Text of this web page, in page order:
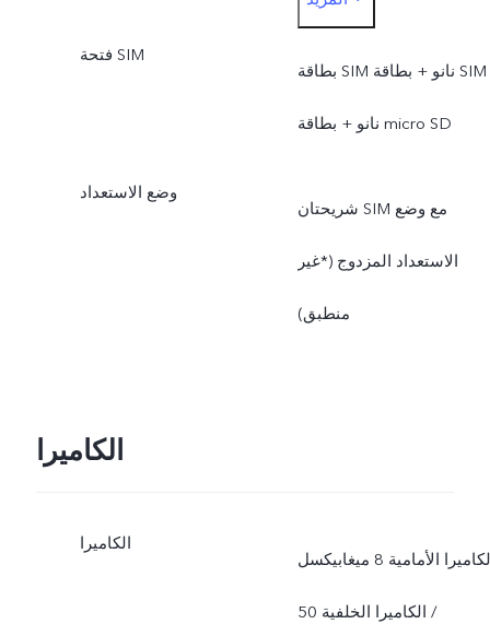
حالات شبكة الاتصالات
رسميًا، سيتم إرسالها من
خلال تحديثات OTA.
فتحة SIM
بطاقة SIM نانو + بطاقة SIM
نانو + بطاقة micro SD
وضع الاستعداد
شريحتان SIM مع وضع
الاستعداد المزدوج (*غير
منطبق)
الكاميرا
الكاميرا
الكاميرا الأمامية 8 ميغابيكسل
/ الكاميرا الخلفية 50